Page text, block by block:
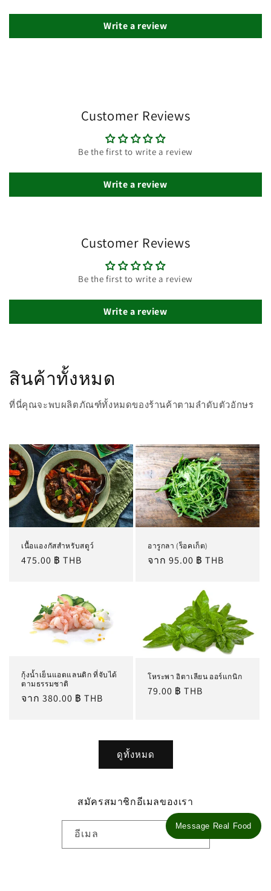
Write a review
Customer Reviews
Be the first to write a review
Write a review
Customer Reviews
Be the first to write a review
Write a review
สินค้าทั้งหมด
ที่นี่คุณจะพบผลิตภัณฑ์ทั้งหมดของร้านค้าตามลำดับตัวอักษร
เนื้อแองกัสสำหรับสตูว์
ราคา
475.00 ฿ THB
อารูกลา (ร็อคเก็ต)
ราคา
จาก 95.00 ฿ THB
กุ้งน้ำเย็นแอตแลนติก ที่จับได้
ตามธรรมชาติ
ราคา
จาก 380.00 ฿ THB
โหระพา อิตาเลียน ออร์แกนิก
ราคา
79.00 ฿ THB
ดูทั้งหมด
สมัครสมาชิกอีเมลของเรา
อีเมล
Message Real Food